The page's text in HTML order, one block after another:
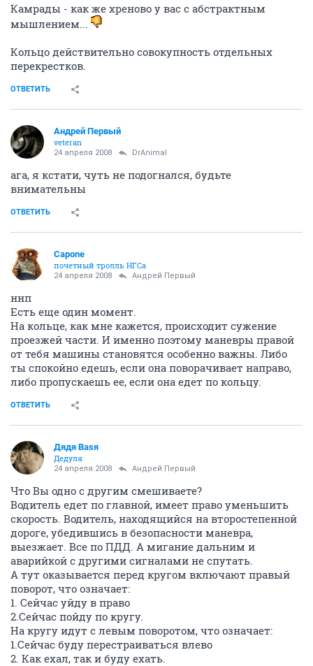
Камрады - как же хреново у вас с абстрактным
мышлением...
Кольцо действительно совокупность отдельных
перекрестков.
ОТВЕТИТЬ
Андрей Первый
veteran
24 апреля 2008 DrAnimal
ага, я кстати, чуть не подогнался, будьте
внимательны
ОТВЕТИТЬ
Capone
почетный тролль НГСа
24 апреля 2008 Андрей Первый
ннп
Есть еще один момент.
На кольце, как мне кажется, происходит сужение
проезжей части. И именно поэтому маневры правой
от тебя машины становятся особенно важны. Либо
ты спокойно едешь, если она поворачивает направо,
либо пропускаешь ее, если она едет по кольцу.
ОТВЕТИТЬ
Дядя Ваsя
Дедуля
24 апреля 2008 Андрей Первый
Что Вы одно с другим смешиваете?
Водитель едет по главной, имеет право уменьшить
скорость. Водитель, находящийся на второстепенной
дороге, убедившись в безопасности маневра,
выезжает. Все по ПДД. А мигание дальним и
аварийкой с другими сигналами не спутать.
А тут оказывается перед кругом включают правый
поворот, что означает:
1. Сейчас уйду в право
2.Сейчас пойду по кругу.
На кругу идут с левым поворотом, что означает:
1.Сейчас буду перестраиваться влево
2. Как ехал, так и буду ехать.